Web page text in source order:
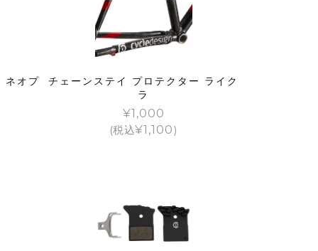
ネオプ
チェーンステイ プロテクター ライク
ラ
¥1,000
(税込¥1,100)